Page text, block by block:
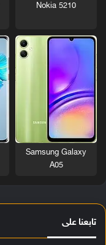
Nokia 5210
Samsung Galaxy
A05
تابعنا على